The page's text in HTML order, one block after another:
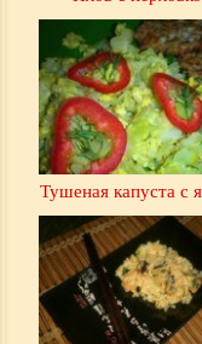
Тушеная капуста с